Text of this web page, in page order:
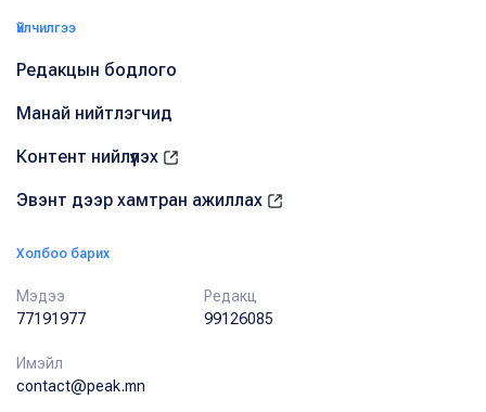
Үйлчилгээ
Редакцын бодлого
Манай нийтлэгчид
Контент нийлүүлэх
Эвэнт дээр хамтран ажиллах
Холбоо барих
Мэдээ
77191977
Редакц
99126085
Имэйл
contact@peak.mn